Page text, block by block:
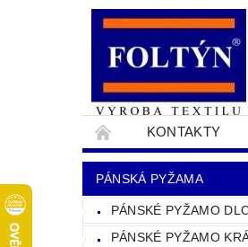
KONTAKTY
PRO OBCHODNÍKY
PÁNSKÁ PYŽAMA
PÁNSKÉ PYŽAMO
PÁNSKÉ PYŽAMO